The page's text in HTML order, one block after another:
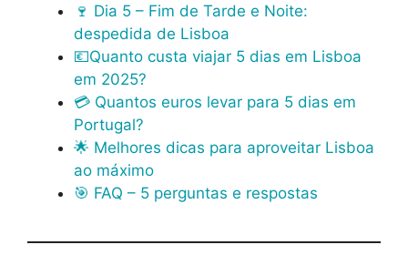
🍷 Dia 5 – Fim de Tarde e Noite:
despedida de Lisboa
💶Quanto custa viajar 5 dias em Lisboa
em 2025?
💳 Quantos euros levar para 5 dias em
Portugal?
🌟 Melhores dicas para aproveitar Lisboa
ao máximo
🎯 FAQ – 5 perguntas e respostas